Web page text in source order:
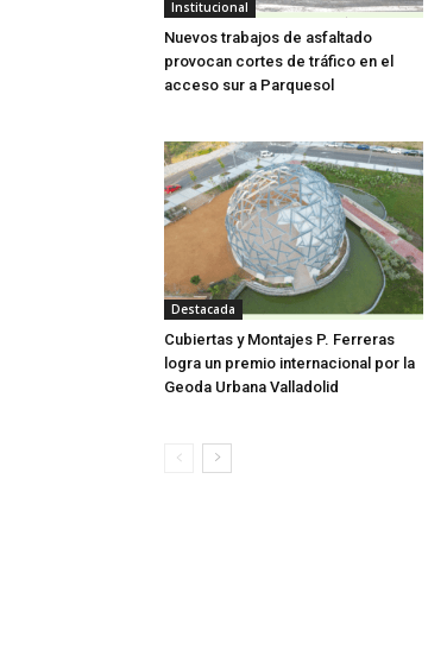
Institucional
Nuevos trabajos de asfaltado
provocan cortes de tráfico en el
acceso sur a Parquesol
Destacada
Cubiertas y Montajes P. Ferreras
logra un premio internacional por la
Geoda Urbana Valladolid